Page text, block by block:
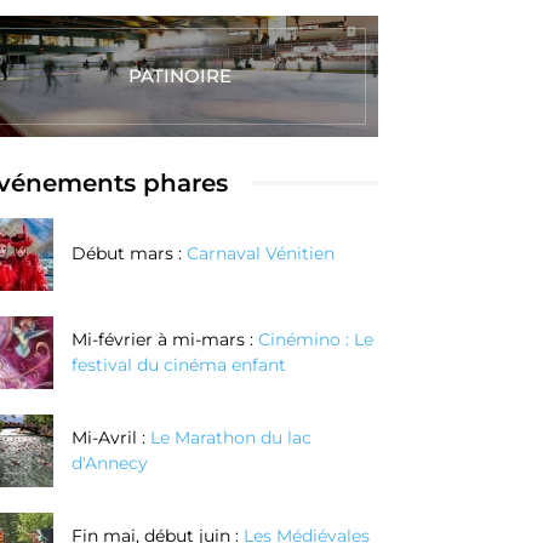
PATINOIRE
phares
Début mars : Carnaval Vénitien
Mi-février à mi-mars : Cinémino : Le
festival du cinéma enfant
Mi-Avril : Le Marathon du lac
d'Annecy
Fin mai, début juin : Les Médiévales